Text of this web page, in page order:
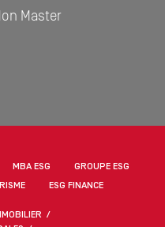
Master
MBA ESG
GROUPE ESG
ESG FINANCE